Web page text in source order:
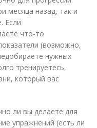
месяца назад, так и
Если
что-то
(возможно,
нужных
тренируетесь,
который вас
ли вы делаете для
упражнений (есть ли